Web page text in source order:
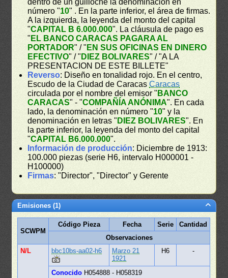
dentro de un guilloche la denominación en
número "10" . En la parte inferior, el área de firmas.
A la izquierda, la leyenda del monto del capital
"CAPITAL B 6.000.000". La cláusula de pago es
" EL BANCO CARACAS PAGARA AL
PORTADOR" / " EN SUS OFICINAS EN DINERO
EFECTIVO" / " DIEZ BOLIVARES" / "A LA
PRESENTACION DE ESTE BILLETE"
Reverso: Diseño en tonalidad rojo. En el centro,
Escudo de la Ciudad de CaracasCaracas
circulada por el nombre del emisor " BANCO
CARACAS" - "COMPAÑÍA ANÓNIMA". En cada
lado, la denominación en número "10" y la
denominación en letras " DIEZ BOLIVARES". En
la parte inferior, la leyenda del monto del capital
"CAPITAL B6.000.000".
Información de producción: Diciembre de 1913:
100.000 piezas (serie H6, intervalo H000001 -
H100000)
Firmas: "Director", "Director" y Gerente
Emisiones (1)
SCWPM
Código Pieza Fecha Serie
Cantidad
Observaciones
N/L
bbc10bs-aa02-h6
Marzo 21
1921
H6 -
Conocido H054888 - H058319